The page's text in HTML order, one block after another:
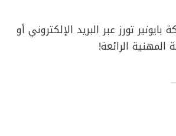
تورز عبر البريد الإلكتروني أو
الرائعة!